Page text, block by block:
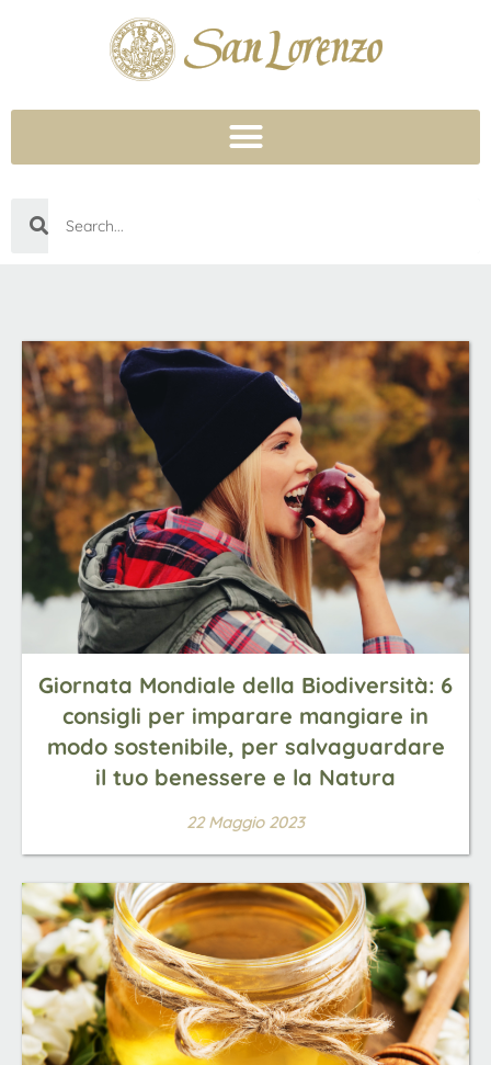
Giornata Mondiale della Biodiversità: 6
consigli per imparare mangiare in
modo sostenibile, per salvaguardare
il tuo benessere e la Natura
22 Maggio 2023